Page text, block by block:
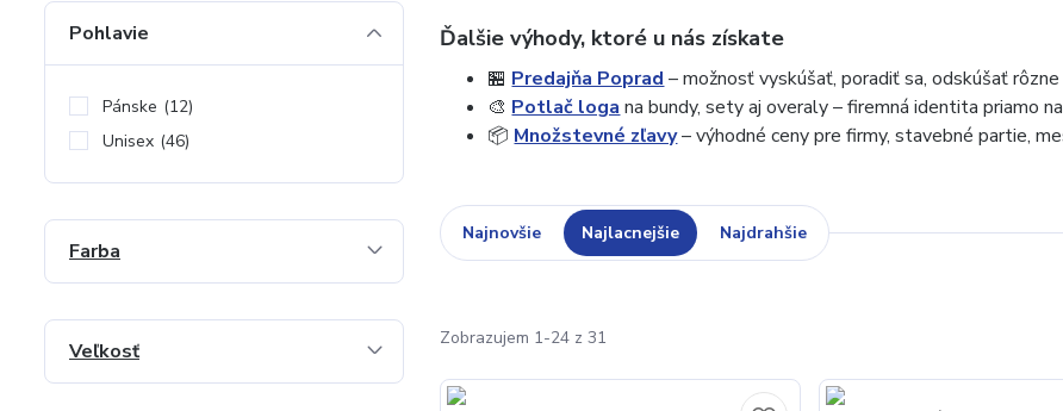
Ďalšie výhody, ktoré u nás získate
🏪 Predajňa Poprad – možnosť vyskúšať, poradiť sa, odskúšať
🎨 Potlač loga na bundy, sety aj overaly – firemná identita priamo
📦 Množstevné zľavy– výhodné ceny pre firmy, stavebné partie,
Najnovšie Najlacnejšie Najdrahšie
Zobrazujem 1-24 z 31
Pohlavie
Pánske (12)
Unisex (46)
Farba
Veľkosť